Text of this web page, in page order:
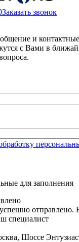
Заказать звонок
и
с Вами в
для заполнения
отправлено.
специалист
Шоссе